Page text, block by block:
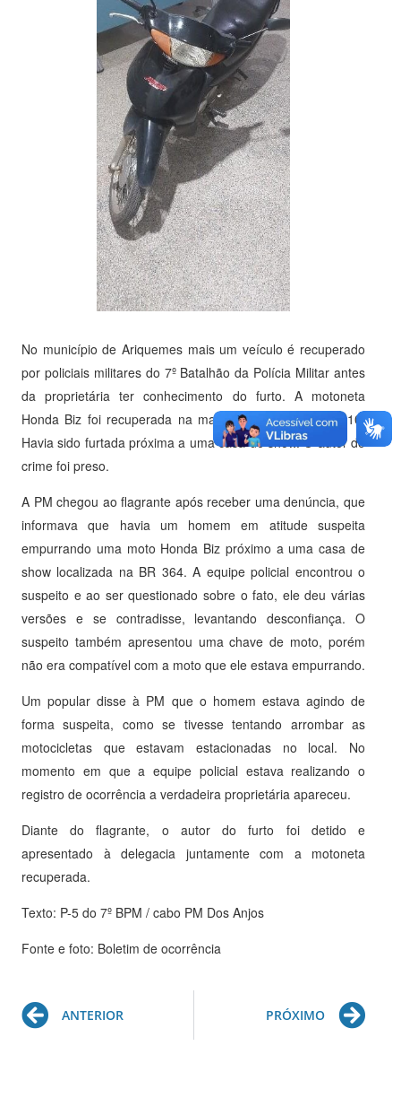
No município de Ariquemes mais um veículo é recuperado
por policiais militares do 7º Batalhão da Polícia Militar antes
da proprietária ter conhecimento do furto. A motoneta
Honda Biz foi recuperada na madrugada de domingo, 10.
Havia sido furtada próxima a uma casa de show. O autor do
crime foi preso.
A PM chegou ao flagrante após receber uma denúncia, que
informava que havia um homem em atitude suspeita
empurrando uma moto Honda Biz próximo a uma casa de
show localizada na BR 364. A equipe policial encontrou o
suspeito e ao ser questionado sobre o fato, ele deu várias
versões e se contradisse, levantando desconfiança. O
suspeito também apresentou uma chave de moto, porém
não era compatível com a moto que ele estava empurrando.
Um popular disse à PM que o homem estava agindo de
forma suspeita, como se tivesse tentando arrombar as
motocicletas que estavam estacionadas no local. No
momento em que a equipe policial estava realizando o
registro de ocorrência a verdadeira proprietária apareceu.
Diante do flagrante, o autor do furto foi detido e
apresentado à delegacia juntamente com a motoneta
recuperada.
Texto: P-5 do 7º BPM / cabo PM Dos Anjos
Fonte e foto: Boletim de ocorrência
Prev
ANTERIOR PRÓXIMO